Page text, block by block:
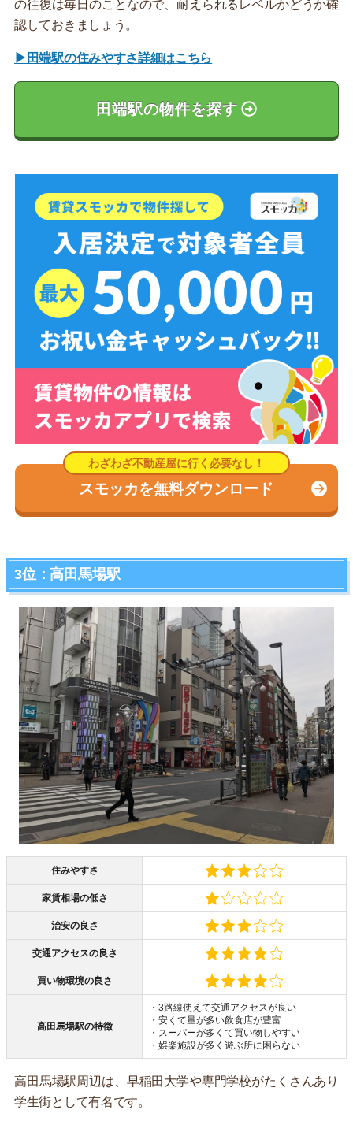
の往復は毎日のことなので、耐えられるレベルかどうか確
認しておきましょう。
▶田端駅の住みやすさ詳細はこちら
田端駅の物件を探す
スモッカを無料ダウンロード
3位：高田馬場駅
住みやすさ
家賃相場の低さ
治安の良さ
交通アクセスの良さ
買い物環境の良さ
高田馬場駅の特徴
・3路線使えて交通アクセスが良い
・安くて量が多い飲食店が豊富
・スーパーが多くて買い物しやすい
・娯楽施設が多く遊ぶ所に困らない
高田馬場駅周辺は、早稲田大学や専門学校がたくさんあり
学生街として有名です。